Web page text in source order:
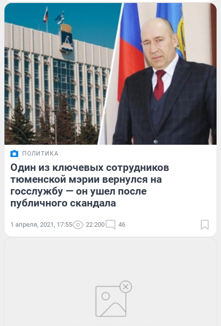
ПОЛИТИКА
Один из ключевых сотрудников
тюменской мэрии вернулся на
госслужбу — он ушел после
публичного скандала
1 апреля, 2021, 17:55 22 200 46